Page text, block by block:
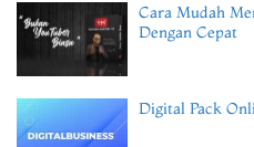
Cara Mudah
Dengan Cepat
Digital Pack